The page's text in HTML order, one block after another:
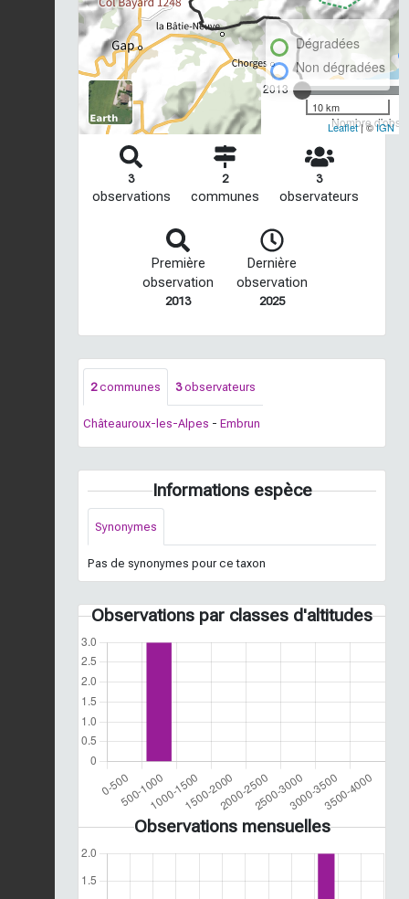
2013
Nombre
Dégradées
Non dégradées
10 km
Leaflet| ©IGN
3
observations
2
communes
3
observateurs
Première
observation
2013
Dernière
observation
2025
2communes 3observateurs
Châteauroux-les-Alpes - Embrun
Informations espèce
Synonymes
Pas de synonymes pour ce taxon
Observations par classes d'altitudes
Observations mensuelles